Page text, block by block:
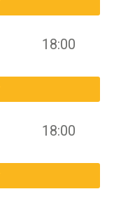
18:00
18:00